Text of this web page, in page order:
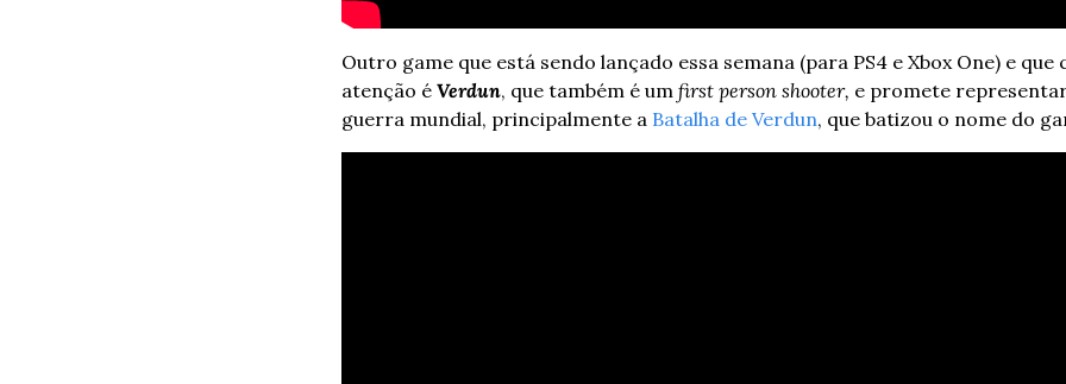
Outro game que está sendo lançado essa semana (para PS4 e Xbox One) e que
atenção é Verdun, que também é um first person shooter, e promete
guerra mundial, principalmente a Batalha de Verdun, que batizou o nome do